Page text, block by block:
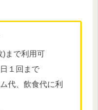
)まで利用可
１回まで
代、飲食代に利